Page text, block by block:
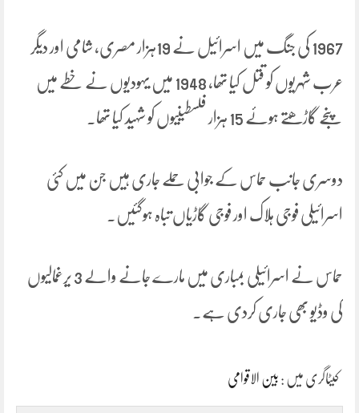
1967 کی جنگ میں اسرائیل نے 19ہزار مصری، شامی اور دیگر
عرب شہریوں کو قتل کیا تھا، 1948 میں یہودیوں نے خطے میں
پنجے گاڑھتے ہوئے 15 ہزار فلسطینیوں کو شہید کیا تھا۔
دوسری جانب حماس کے جوابی حملے جاری ہیں جن میں کئی
اسرائیلی فوجی ہلاک اور فوجی گاڑیاں تباہ ہوگئیں۔
حماس نے اسرائیلی بمباری میں مارے جانے والے 3 یرغمالیوں
کی وڈیو بھی جاری کردی ہے۔
کیٹاگری میں : بین الاقوامی